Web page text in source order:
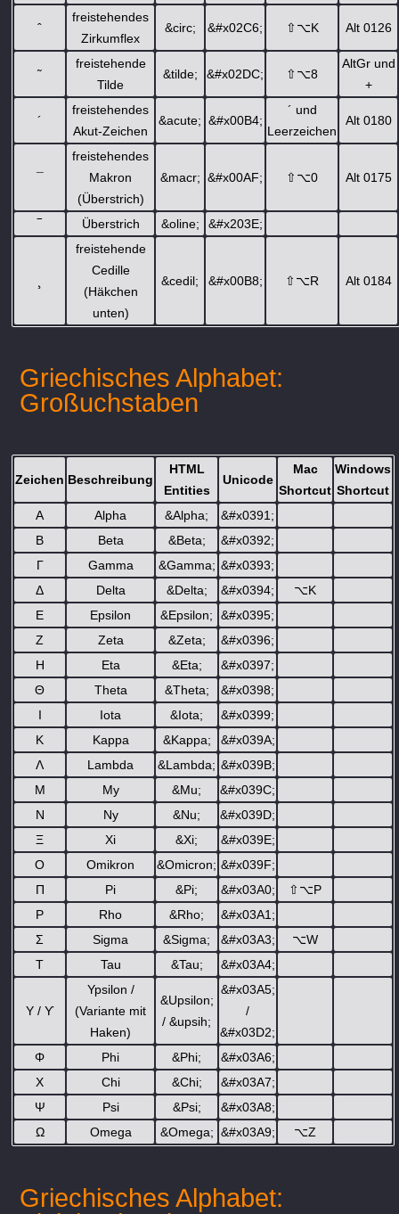
ˆ
freistehendes
Zirkumflex
&circ; &#x02C6; ⇧ ⌥K Alt 0126
˜
freistehende
Tilde
&tilde; &#x02DC; ⇧ ⌥8
AltGr und
+
´
freistehendes
Akut-Zeichen
&acute; &#x00B4;
´ und
Leerzeichen
Alt 0180
¯
freistehendes
Makron
(Überstrich)
&macr; &#x00AF; ⇧ ⌥0 Alt 0175
‾ Überstrich &oline; &#x203E;
freistehende
Cedille
(Häkchen
unten)
&cedil; &#x00B8; ⇧ ⌥R Alt 0184
Griechisches Alphabet:
Großuchstaben
Zeichen Beschreibung
HTML
Entities
Unicode
Mac
Shortcut
Windows
Shortcut
Α
Alpha &Alpha;
&#x0391;
Β
Beta &Beta;
&#x0392;
Γ
Gamma &Gamma; &#x0393;
Δ
Delta &Delta; &#x0394; ⌥K
Ε
Epsilon &Epsilon;
&#x0395;
Ζ
Zeta &Zeta;
&#x0396;
Η
Eta &Eta;
&#x0397;
Θ
Theta &Theta;
&#x0398;
Ι
Iota &Iota;
&#x0399;
Κ
Kappa &Kappa;
&#x039A;
Λ
Lambda &Lambda; &#x039B;
Μ
My &Mu;
&#x039C;
Ν
Ny &Nu;
&#x039D;
Ξ
Xi &Xi;
&#x039E;
Ο
Omikron &Omicron; &#x039F;
Π
Pi &Pi; &#x03A0; ⇧ ⌥P
Ρ
Rho &Rho;
&#x03A1;
Σ
Sigma &Sigma; &#x03A3; ⌥W
Τ
Tau &Tau; &#x03A4;
Υ / ϒ
Ypsilon /
(Variante mit
Haken)
&Upsilon;
/ &upsih;
&#x03A5;
/
&#x03D2;
Φ
Phi &Phi;
&#x03A6;
Χ
Chi &Chi;
&#x03A7;
Ψ
Psi &Psi;
&#x03A8;
Ω
Omega &Omega; &#x03A9; ⌥Z
Griechisches Alphabet: